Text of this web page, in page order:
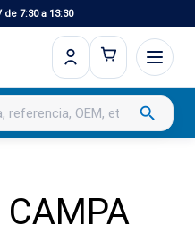
de 7:30 a 13:30
search
CAMPA